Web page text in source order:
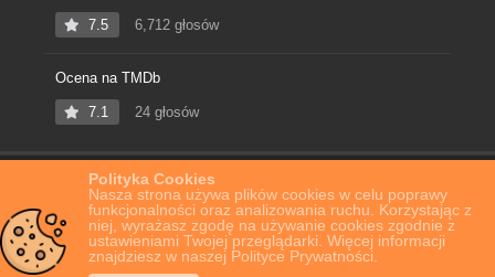
Polityka Cookies
Nasza strona używa plików cookies w celu poprawy
funkcjonalności oraz analizowania ruchu. Korzystając z
niej, wyrażasz zgodę na używanie cookies zgodnie z
ustawieniami Twojej przeglądarki. Więcej informacji
znajdziesz w naszej Polityce Prywatności.
7.5 6,712 głosów
Ocena na TMDb
7.1 24 głosów
Film Online Pearl